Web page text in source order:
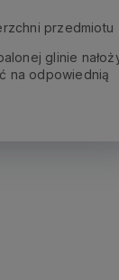
przedmiotu
glinie
na odpowiednią